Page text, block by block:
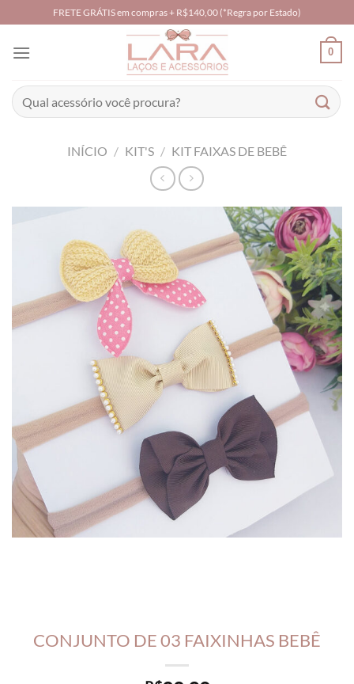
to
content
FRETE GRÁTIS em compras + R$140,00 (*Regra por Estado)
0
Pesquisar
por:
INÍCIO / KIT'S / KIT FAIXAS DE BEBÊ
CONJUNTO DE 03 FAIXINHAS BEBÊ